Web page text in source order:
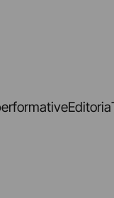
Editoria